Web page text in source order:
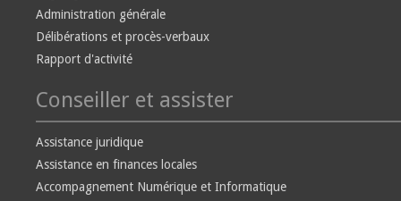
Administration générale
Délibérations et procès-verbaux
Rapport d'activité
Conseiller et assister
Assistance juridique
Assistance en finances locales
Accompagnement Numérique et Informatique